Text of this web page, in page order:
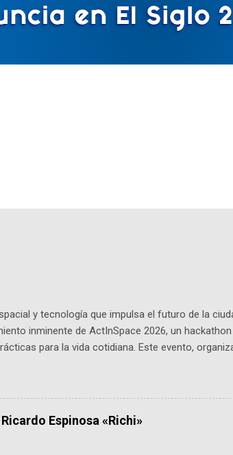
y tecnología que impulsa el futuro de la
inminente de ActInSpace 2026, un
para la vida cotidiana. Este evento,
es ActInSpace y por qué importa en Bogotá
tienen 24 horas para idear startups
con un evento gratuito el 30 de enero a las 10:00
Espinosa «Richi»